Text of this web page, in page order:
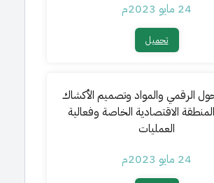
24 مايو 2023م
تحميل​
الرقمي والمواد وتصميم الأكشاك
الاقتصادية الخاصة وفعالية
العمليات
24 مايو 2023م